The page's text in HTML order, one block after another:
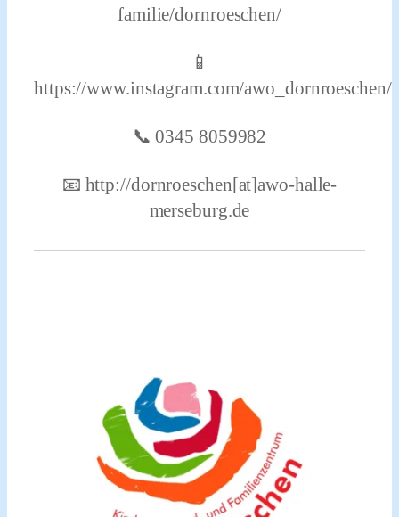
familie/dornroeschen/
📱
https://www.instagram.com/awo_dornroeschen/
📞 0345 8059982
📧 http://dornroeschen[at]awo-halle-
merseburg.de